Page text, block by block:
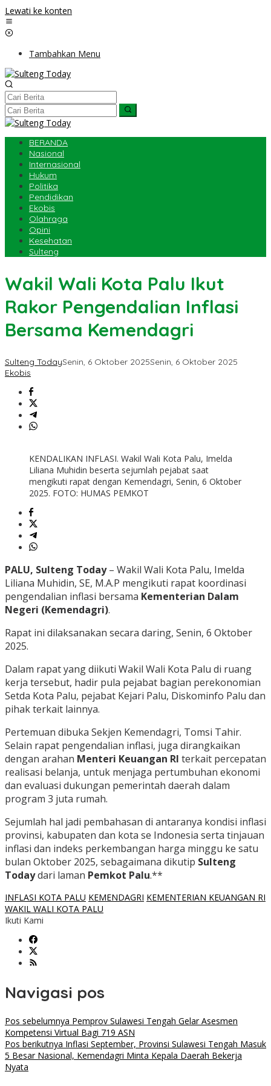
Lewati ke konten
Tambahkan Menu
BERANDA
Nasional
Internasional
Hukum
Politika
Pendidikan
Ekobis
Olahraga
Opini
Kesehatan
Sulteng
Wakil Wali Kota Palu Ikut
Rakor Pengendalian Inflasi
Bersama Kemendagri
Sulteng TodaySenin, 6 Oktober 2025Senin, 6 Oktober 2025
Ekobis
KENDALIKAN INFLASI. Wakil Wali Kota Palu, Imelda
Liliana Muhidin beserta sejumlah pejabat saat
mengikuti rapat dengan Kemendagri, Senin, 6 Oktober
2025. FOTO: HUMAS PEMKOT
PALU, Sulteng Today– Wakil Wali Kota Palu, Imelda
Liliana Muhidin, SE, M.A.P mengikuti rapat koordinasi
pengendalian inflasi bersama Kementerian Dalam
Negeri (Kemendagri).
Rapat ini dilaksanakan secara daring, Senin, 6 Oktober
2025.
Dalam rapat yang diikuti Wakil Wali Kota Palu di ruang
kerja tersebut, hadir pula pejabat bagian perekonomian
Setda Kota Palu, pejabat Kejari Palu, Diskominfo Palu dan
pihak terkait lainnya.
Pertemuan dibuka Sekjen Kemendagri, Tomsi Tahir.
Selain rapat pengendalian inflasi, juga dirangkaikan
dengan arahan Menteri Keuangan RI terkait percepatan
realisasi belanja, untuk menjaga pertumbuhan ekonomi
dan evaluasi dukungan pemerintah daerah dalam
program 3 juta rumah.
Sejumlah hal jadi pembahasan di antaranya kondisi inflasi
provinsi, kabupaten dan kota se Indonesia serta tinjauan
inflasi dan indeks perkembangan harga minggu ke satu
bulan Oktober 2025, sebagaimana dikutip Sulteng
Todaydari laman Pemkot Palu.**
INFLASI KOTA PALU KEMENDAGRI KEMENTERIAN KEUANGAN RI
WAKIL WALI KOTA PALU
Ikuti Kami
Navigasi pos
Pos sebelumnya Pemprov Sulawesi Tengah Gelar Asesmen
Kompetensi Virtual Bagi 719 ASN
Pos berikutnya Inflasi September, Provinsi Sulawesi Tengah Masuk
5 Besar Nasional, Kemendagri Minta Kepala Daerah Bekerja
Nyata